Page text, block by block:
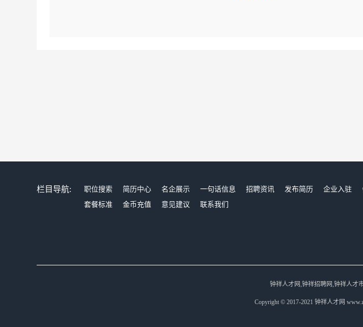
栏目导航: 职位搜索 简历中心 名企展示 一句话信息 招聘资讯 发布简历 企业入驻
套餐标准
金币充值 意见建议 联系我们
钟祥人才网,钟祥招聘网,钟祥人才
Copyright © 2017-2021 钟祥人才网